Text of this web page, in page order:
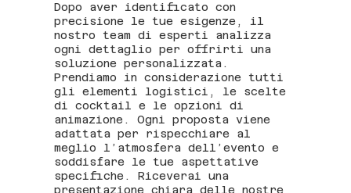
Dopo aver identificato con
precisione le tue esigenze, il
nostro team di esperti analizza
ogni dettaglio per offrirti una
soluzione personalizzata.
Prendiamo in considerazione tutti
gli elementi logistici, le scelte
di cocktail e le opzioni di
animazione. Ogni proposta viene
adattata per rispecchiare al
meglio l’atmosfera dell’evento e
soddisfare le tue aspettative
specifiche. Riceverai una
presentazione chiara delle nostre